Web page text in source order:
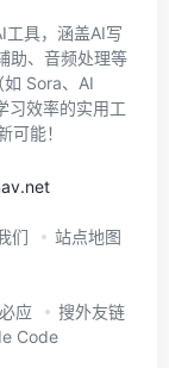
具，涵盖AI写
助、音频处理等
Sora、AI
习效率的实用工
能！
们
站点地图
应
搜外友链
Code